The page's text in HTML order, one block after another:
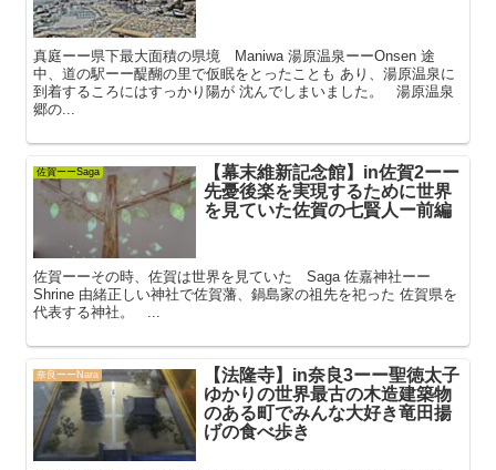
真庭ーー県下最大面積の県境 Maniwa 湯原温泉ーーOnsen 途
中、道の駅ーー醍醐の里で仮眠をとったことも あり、湯原温泉に
到着するころにはすっかり陽が 沈んでしまいました。 湯原温泉
郷の...
佐賀ーーSaga
【幕末維新記念館】in佐賀2ーー
先憂後楽を実現するために世界
を見ていた佐賀の七賢人ー前編
佐賀ーーその時、佐賀は世界を見ていた Saga 佐嘉神社ーー
Shrine 由緒正しい神社で佐賀藩、鍋島家の祖先を祀った 佐賀県を
代表する神社。 ...
奈良ーーNara
【法隆寺】in奈良3ーー聖徳太子
ゆかりの世界最古の木造建築物
のある町でみんな大好き竜田揚
げの食べ歩き